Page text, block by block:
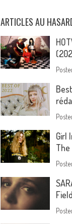
ARTICLES AU
Girl
The